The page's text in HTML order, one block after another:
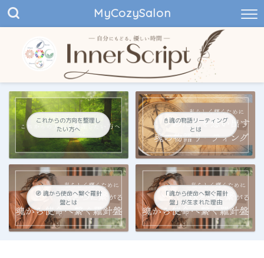
MyCozySalon
これからの方向を整理し
たい方へ
📓魂の物語リーティング
とは
🧭 魂から使命へ繋ぐ羅針
盤とは
「魂から使命へ繋ぐ羅針
盤」が生まれた理由